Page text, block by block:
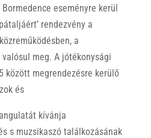
eseményre kerül
rendezvény a
a
valósul meg. A jótékonysági
között megrendezésre kerülő
és
kívánja
s muzsikaszó találkozásának